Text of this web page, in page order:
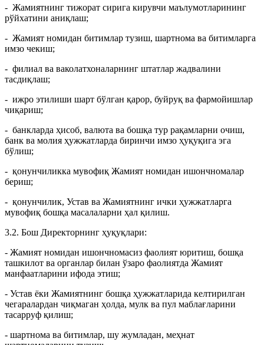
- Жамиятнинг тижорат сирига кирувчи маълумотларининг
рўйхатини аниқлаш;
- Жамият номидан битимлар тузиш, шартнома ва битимларга
имзо чекиш;
- филиал ва ваколатхоналарнинг штатлар жадвалини
тасдиқлаш;
- ижро этилиши шарт бўлган қарор, буйруқ ва фармойишлар
чиқариш;
- банкларда ҳисоб, валюта ва бошқа тур рақамларни очиш,
банк ва молия ҳужжатларда биринчи имзо ҳуқуқига эга
бўлиш;
- қонунчиликка мувофиқ Жамият номидан ишончномалар
бериш;
- қонунчилик, Устав ва Жамиятнинг ички ҳужжатларга
мувофиқ бошқа масалаларни ҳал қилиш.
3.2. Бош Директорнинг ҳуқуқлари:
- Жамият номидан ишончномасиз фаолият юритиш, бошқа
ташкилот ва органлар билан ўзаро фаолиятда Жамият
манфаатларини ифода этиш;
- Устав ёки Жамиятнинг бошқа ҳужжатларида келтирилган
чегаралардан чиқмаган ҳолда, мулк ва пул маблағларини
тасарруф қилиш;
- шартнома ва битимлар, шу жумладан, меҳнат